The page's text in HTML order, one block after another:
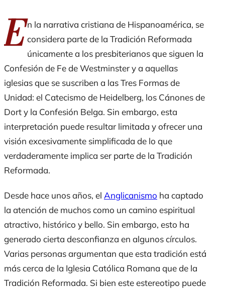
E n la narrativa cristiana de Hispanoamérica, se
considera parte de la Tradición Reformada
únicamente a los presbiterianos que siguen la
Confesión de Fe de Westminster y a aquellas
iglesias que se suscriben a las Tres Formas de
Unidad: el Catecismo de Heidelberg, los Cánones de
Dort y la Confesión Belga. Sin embargo, esta
interpretación puede resultar limitada y ofrecer una
visión excesivamente simplificada de lo que
verdaderamente implica ser parte de la Tradición
Reformada.
Desde hace unos años, el Anglicanismo ha captado
la atención de muchos como un camino espiritual
atractivo, histórico y bello. Sin embargo, esto ha
generado cierta desconfianza en algunos círculos.
Varias personas argumentan que esta tradición está
más cerca de la Iglesia Católica Romana que de la
Tradición Reformada. Si bien este estereotipo puede